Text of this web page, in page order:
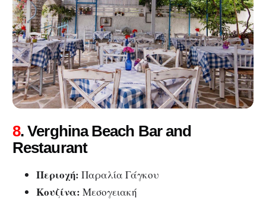
8. Verghina Beach Bar and
Restaurant
Περιοχή: Παραλία Γάγκου
Κουζίνα: Μεσογειακή